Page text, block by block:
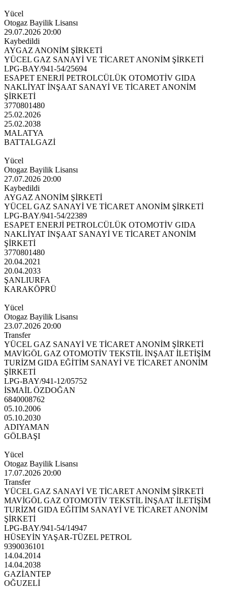
Yücel
Otogaz Bayilik Lisansı
29.07.2026 20:00
Kaybedildi
AYGAZ ANONİM ŞİRKETİ
YÜCEL GAZ SANAYİ VE TİCARET ANONİM ŞİRKETİ
LPG-BAY/941-54/25694
ESAPET ENERJİ PETROLCÜLÜK OTOMOTİV GIDA
NAKLİYAT İNŞAAT SANAYİ VE TİCARET ANONİM
ŞİRKETİ
3770801480
25.02.2026
25.02.2038
MALATYA
BATTALGAZİ
Yücel
Otogaz Bayilik Lisansı
27.07.2026 20:00
Kaybedildi
AYGAZ ANONİM ŞİRKETİ
YÜCEL GAZ SANAYİ VE TİCARET ANONİM ŞİRKETİ
LPG-BAY/941-54/22389
ESAPET ENERJİ PETROLCÜLÜK OTOMOTİV GIDA
NAKLİYAT İNŞAAT SANAYİ VE TİCARET ANONİM
ŞİRKETİ
3770801480
20.04.2021
20.04.2033
ŞANLIURFA
KARAKÖPRÜ
Yücel
Otogaz Bayilik Lisansı
23.07.2026 20:00
Transfer
YÜCEL GAZ SANAYİ VE TİCARET ANONİM ŞİRKETİ
MAVİGÖL GAZ OTOMOTİV TEKSTİL İNŞAAT İLETİŞİM
TURİZM GIDA EĞİTİM SANAYİ VE TİCARET ANONİM
ŞİRKETİ
LPG-BAY/941-12/05752
İSMAİL ÖZDOĞAN
6840008762
05.10.2006
05.10.2030
ADIYAMAN
GÖLBAŞI
Yücel
Otogaz Bayilik Lisansı
17.07.2026 20:00
Transfer
YÜCEL GAZ SANAYİ VE TİCARET ANONİM ŞİRKETİ
MAVİGÖL GAZ OTOMOTİV TEKSTİL İNŞAAT İLETİŞİM
TURİZM GIDA EĞİTİM SANAYİ VE TİCARET ANONİM
ŞİRKETİ
LPG-BAY/941-54/14947
HÜSEYİN YAŞAR-TÜZEL PETROL
9390036101
14.04.2014
14.04.2038
GAZİANTEP
OĞUZELİ